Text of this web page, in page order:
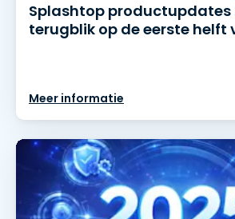
Splashtop productupdates
terugblik op de eerste helft
Meer informatie